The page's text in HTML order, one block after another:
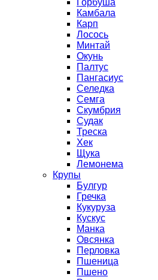
Камбала
Карп
Лосось
Минтай
Окунь
Палтус
Пангасиус
Селедка
Семга
Скумбрия
Судак
Треска
Хек
Щука
Лемонема
Крупы
Булгур
Гречка
Кукуруза
Кускус
Манка
Овсянка
Перловка
Пшеница
Пшено